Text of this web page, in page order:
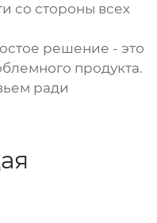
со стороны всех
решение - это
продукта.
ради